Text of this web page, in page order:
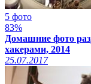
5 фото
83%
Домашние фото
хакерами, 2014
25.07.2017